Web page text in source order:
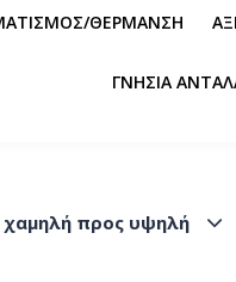
ΘΕΡΜΑΝΣΗ
ΓΝΗΣΙΑ
χαμηλή προς υψηλή